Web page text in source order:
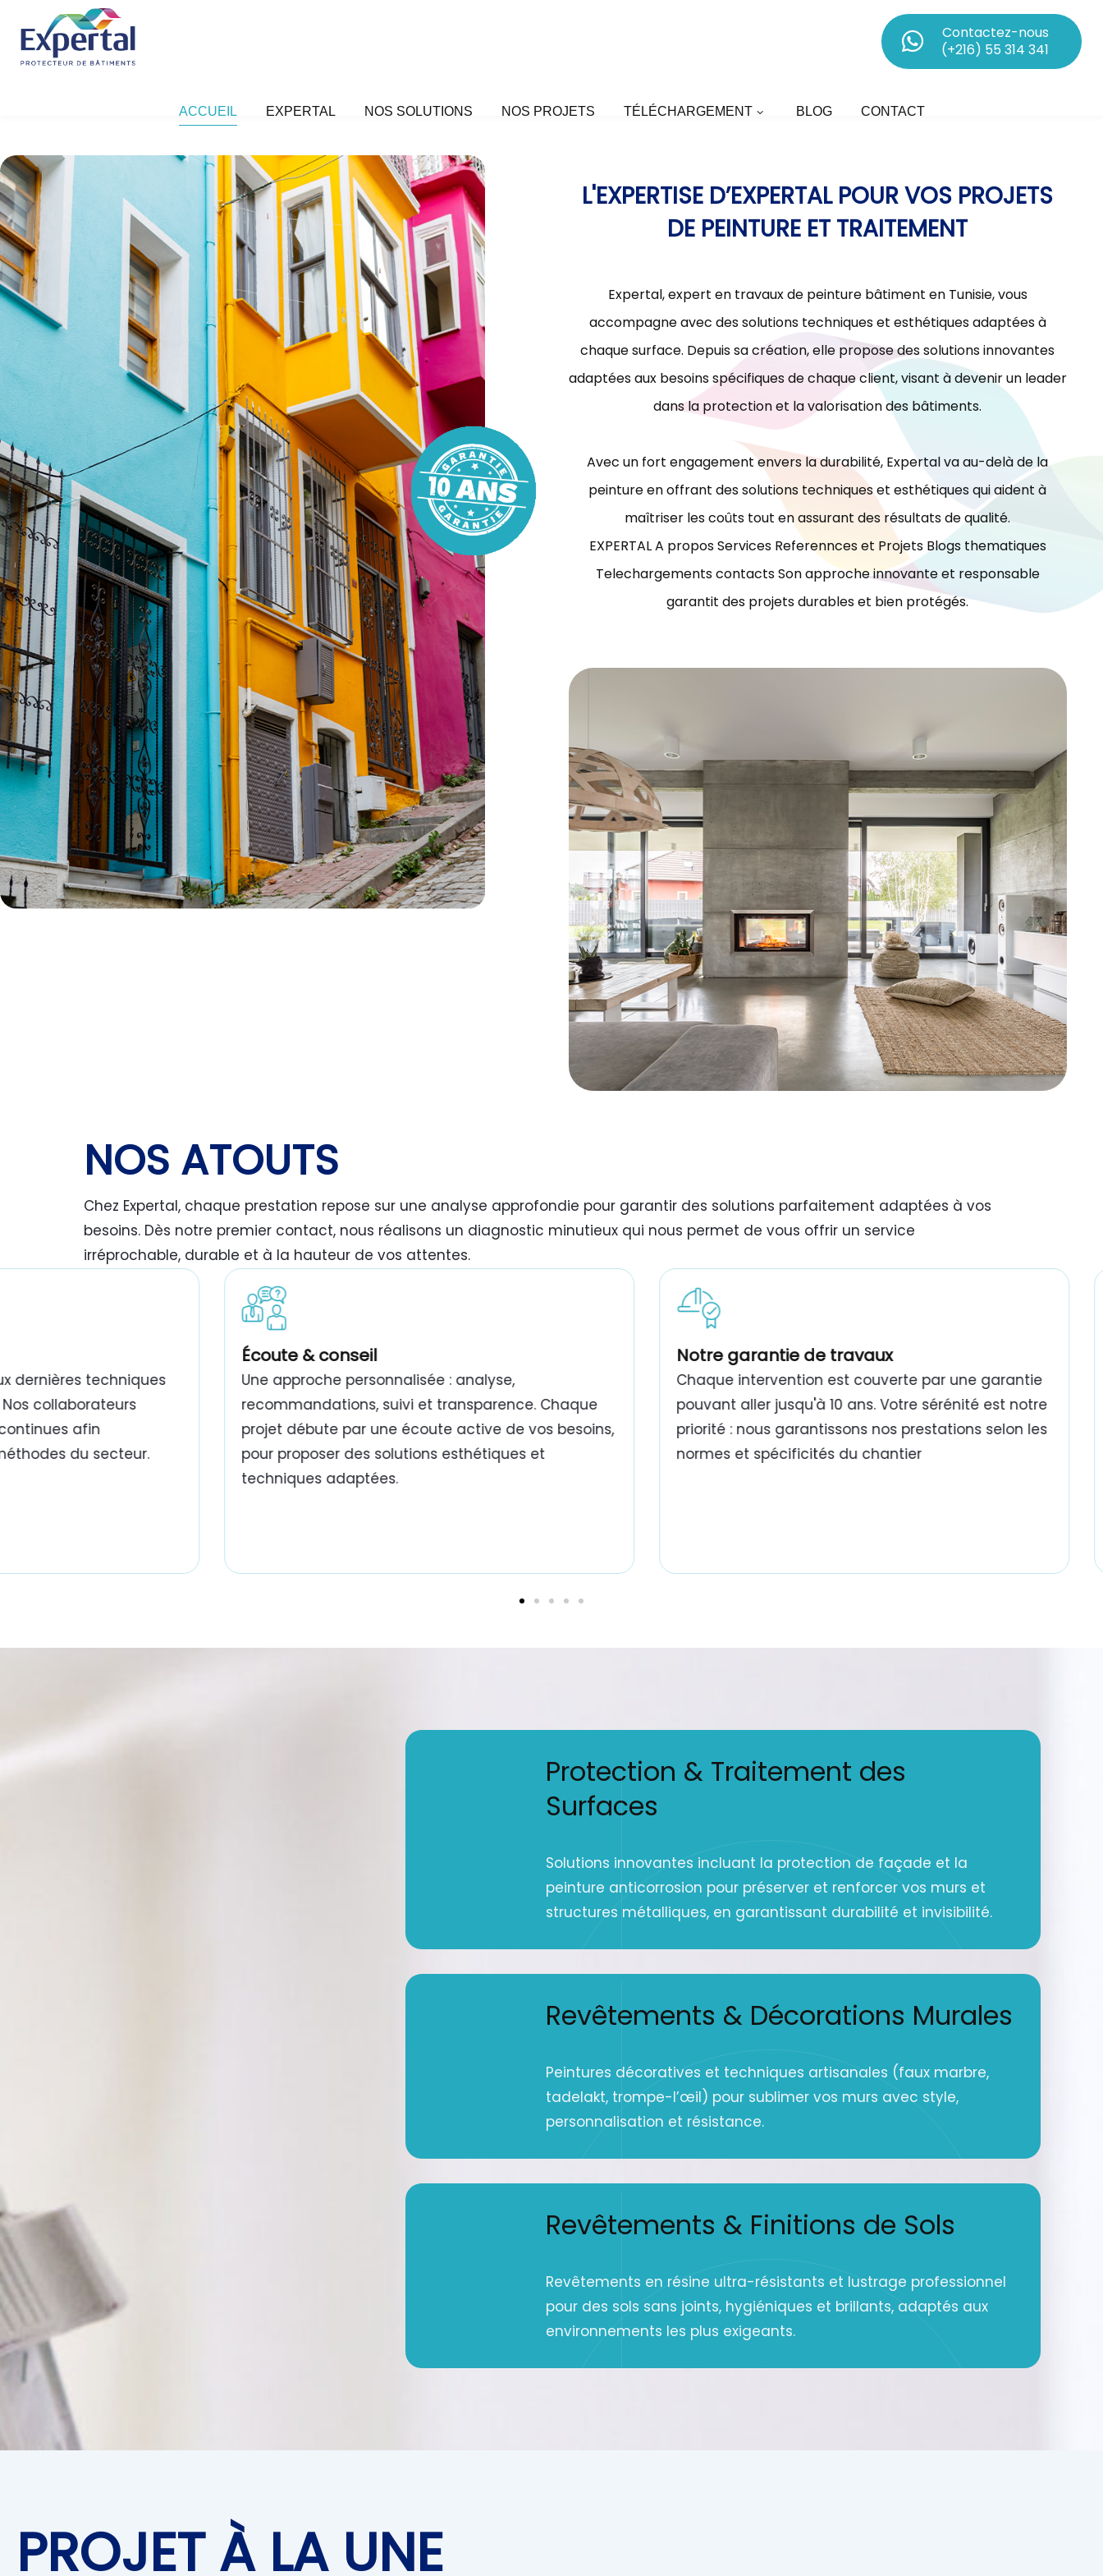
Contactez-nous
(+216) 55 314 341
ACCUEIL EXPERTAL NOS SOLUTIONS NOS PROJETS TÉLÉCHARGEMENT BLOG CONTACT
L'EXPERTISE D’EXPERTAL POUR VOS PROJETS
DE PEINTURE ET TRAITEMENT
Expertal, expert en travaux de peinture bâtiment en Tunisie, vous
accompagne avec des solutions techniques et esthétiques adaptées à
chaque surface. Depuis sa création, elle propose des solutions innovantes
adaptées aux besoins spécifiques de chaque client, visant à devenir un leader
dans la protection et la valorisation des bâtiments.
Avec un fort engagement envers la durabilité, Expertal va au-delà de la
peinture en offrant des solutions techniques et esthétiques qui aident à
maîtriser les coûts tout en assurant des résultats de qualité.
EXPERTAL A propos Services Referennces et Projets Blogs thematiques
Telechargements contacts Son approche innovante et responsable
garantit des projets durables et bien protégés.
NOS ATOUTS
Chez Expertal, chaque prestation repose sur une analyse approfondie pour garantir des solutions parfaitement adaptées à vos
besoins. Dès notre premier contact, nous réalisons un diagnostic minutieux qui nous permet de vous offrir un service
irréprochable, durable et à la hauteur de vos attentes.
travaux de peinture bâtiment Tunisie
dernières techniques
collaborateurs
afin
du secteur.
Écoute & conseil
Une approche personnalisée : analyse,
recommandations, suivi et transparence. Chaque
projet débute par une écoute active de vos besoins,
pour proposer des solutions esthétiques et
techniques adaptées.
Notre garantie de travaux
Chaque intervention est couverte par une garantie
pouvant aller jusqu'à 10 ans. Votre sérénité est notre
priorité : nous garantissons nos prestations selon les
normes et spécificités du chantier
Protection & Traitement des
Surfaces
Solutions innovantes incluant la protection de façade et la
peinture anticorrosion pour préserver et renforcer vos murs et
structures métalliques, en garantissant durabilité et invisibilité.
Revêtements & Décorations Murales
Peintures décoratives et techniques artisanales (faux marbre,
tadelakt, trompe-l’œil) pour sublimer vos murs avec style,
personnalisation et résistance.
Revêtements & Finitions de Sols
Revêtements en résine ultra-résistants et lustrage professionnel
pour des sols sans joints, hygiéniques et brillants, adaptés aux
environnements les plus exigeants.
PROJET À LA UNE